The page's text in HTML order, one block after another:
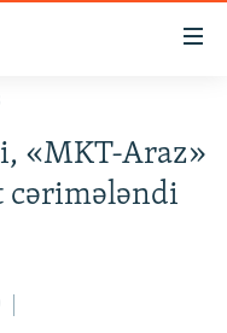
«MKT-Araz»
cərimələndi